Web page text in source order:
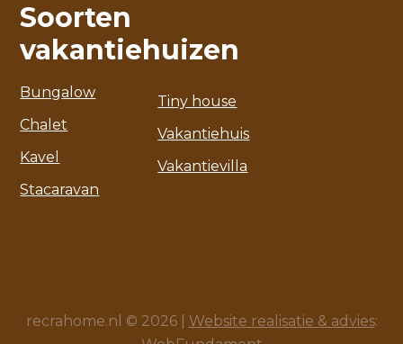
Soorten
vakantiehuizen
Bungalow
Chalet
Kavel
Stacaravan
Tiny house
Vakantiehuis
Vakantievilla
recrahome.nl © 2026 | Website realisatie & advies: